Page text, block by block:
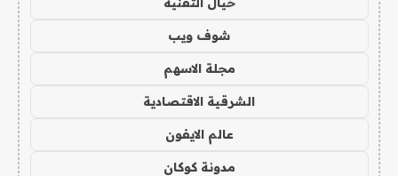
شوف ويب
مجلة الاسهم
الشرقية الاقتصادية
عالم الايفون
مدونة كوكان